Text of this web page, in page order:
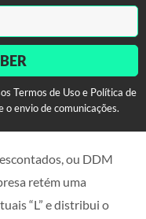
Termos de Uso e Política de
o envio de comunicações.
ou DDM
retém uma
“L” e distribui o